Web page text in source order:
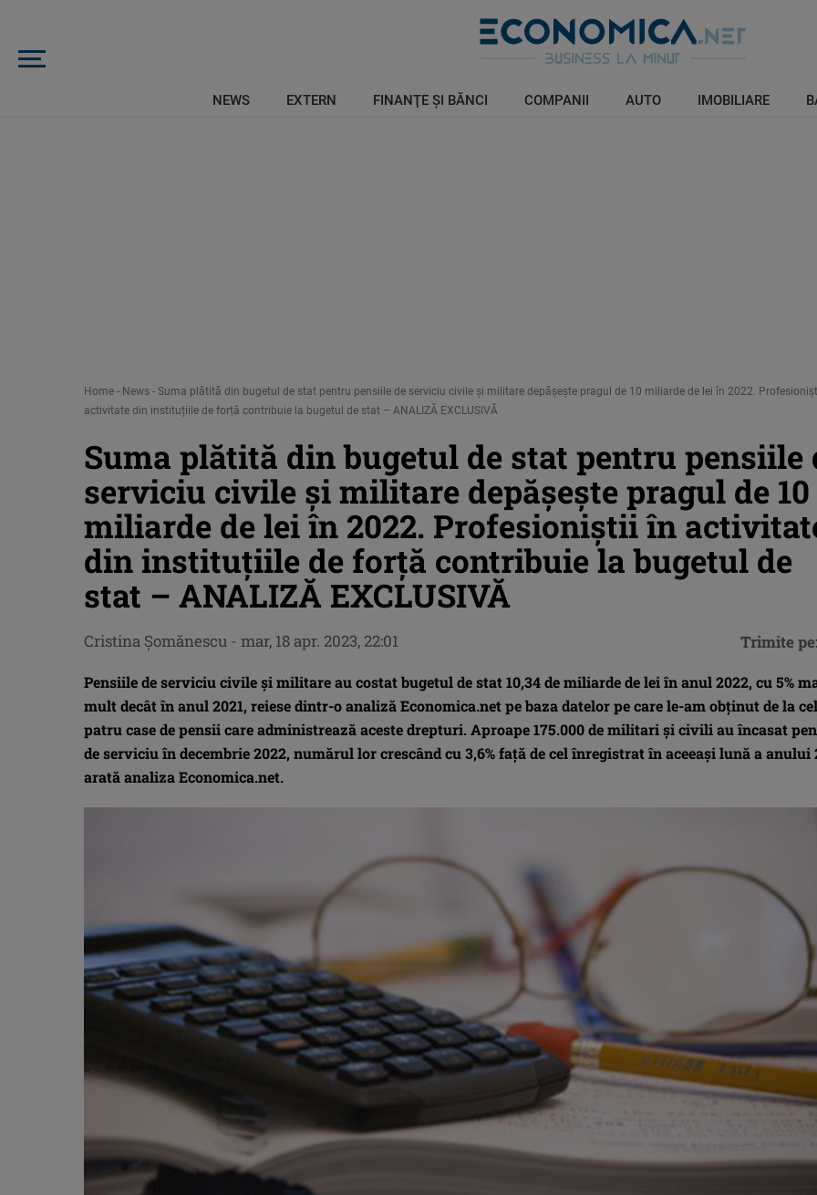
NEWS EXTERN FINANŢE ŞI BĂNCI COMPANII AUTO IMOBILIARE
Home - News - Suma plătită din bugetul de stat pentru pensiile de serviciu civile şi militare depăşeşte pragul de 10 miliarde de lei în 2022.
activitate din instituțiile de forță contribuie la bugetul de stat – ANALIZĂ EXCLUSIVĂ
Suma plătită din bugetul de stat pentru pensiile
serviciu civile şi militare depăşeşte pragul de 10
miliarde de lei în 2022. Profesioniștii în
din instituțiile de forță contribuie la bugetul de
stat – ANALIZĂ EXCLUSIVĂ
Pensiile de serviciu civile şi militare au costat bugetul de stat 10,34 de miliarde de lei în anul 2022, cu 5%
mult decât în anul 2021, reiese dintr-o analiză Economica.net pe baza datelor pe care le-am obţinut de la
patru case de pensii care administrează aceste drepturi. Aproape 175.000 de militari şi civili au încasat
de serviciu în decembrie 2022, numărul lor crescând cu 3,6% faţă de cel înregistrat în aceeaşi lună a anului
arată analiza Economica.net.
Cristina Şomănescu - mar, 18 apr. 2023, 22:01 Trimite pe: